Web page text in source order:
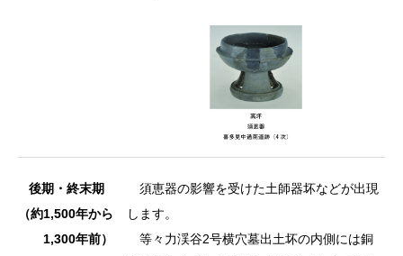
後期・終末期
（約1,500年から
1,300年前）
須恵器の影響を受けた土師器坏などが出現
します。
等々力渓谷2号横穴墓出土坏の内側には銅